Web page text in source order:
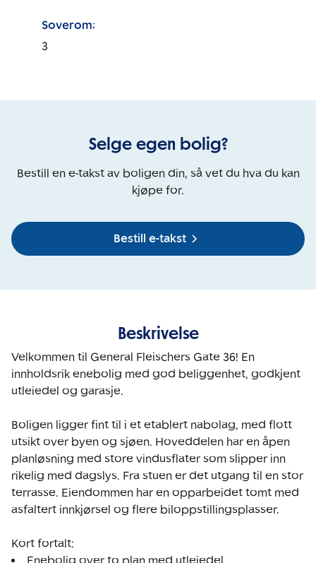
Soverom:
3
Selge egen bolig?
Bestill en e-takst av boligen din, så vet du hva du kan
kjøpe for.
Bestill e-takst
Beskrivelse
Velkommen til General Fleischers Gate 36! En
innholdsrik enebolig med god beliggenhet, godkjent
utleiedel og garasje.
Boligen ligger fint til i et etablert nabolag, med flott
utsikt over byen og sjøen. Hoveddelen har en åpen
planløsning med store vindusflater som slipper inn
rikelig med dagslys. Fra stuen er det utgang til en stor
terrasse. Eiendommen har en opparbeidet tomt med
asfaltert innkjørsel og flere biloppstillingsplasser.